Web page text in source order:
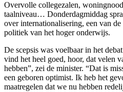
Overvolle collegezalen,
taalniveau… Donderdagmiddag
over internationalisering, een van
politiek van het hoger onderwijs.
De scepsis was voelbaar in het
vind het heel goed, hoor, dat velen
hebben”, zei de minister. “Dat is
een geboren optimist. Ik heb het
maatregelen dat we nu hebben